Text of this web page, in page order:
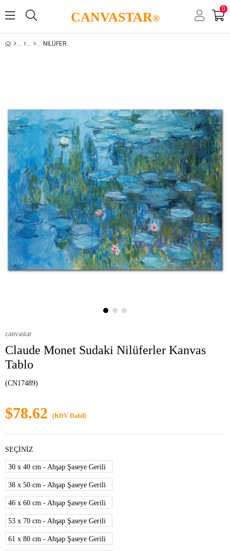
CANVASTAR®
0
NILÜFER
canvastar
Claude Monet Sudaki Nilüferler Kanvas
Tablo
(CN17489)
$78.62 (KDV Dahil)
SEÇİNİZ
30 x 40 cm - Ahşap Şaseye Gerili
38 x 50 cm - Ahşap Şaseye Gerili
46 x 60 cm - Ahşap Şaseye Gerili
53 x 70 cm - Ahşap Şaseye Gerili
61 x 80 cm - Ahşap Şaseye Gerili